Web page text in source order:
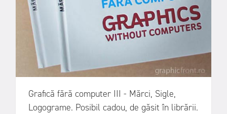
Grafică fără computer III - Mărci, Sigle,
Logograme. Posibil cadou, de găsit în librării.